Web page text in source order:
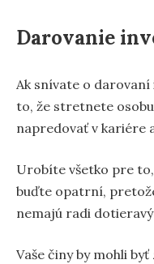
Darovanie
Ak snívate o
to, že stretnete
napredovať v kariére
Urobíte všetko pre
buďte opatrní,
nemajú radi
Vaše činy by mohli